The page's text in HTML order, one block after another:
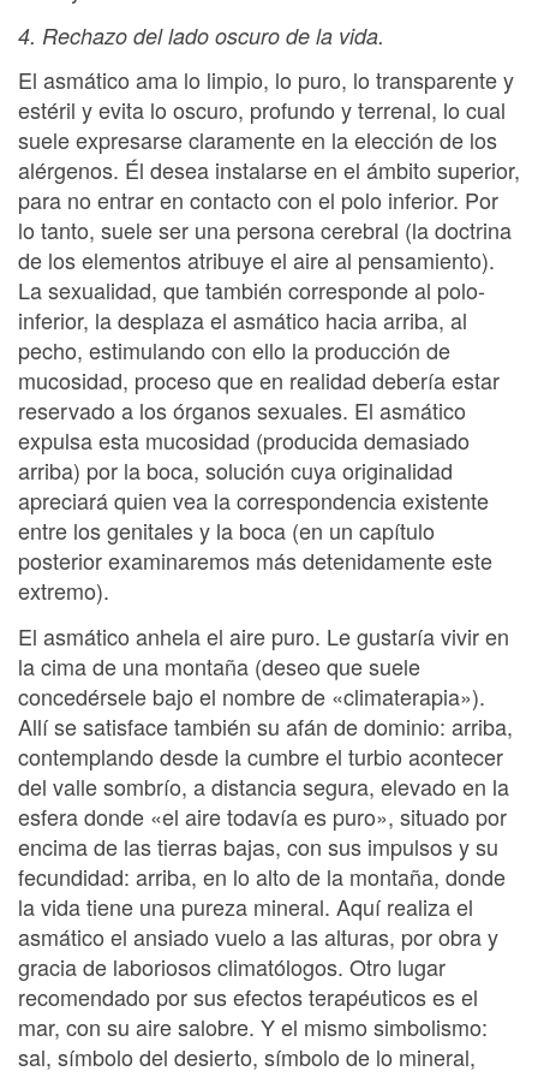
4. Rechazo del lado oscuro de la vida.
El asmático ama lo limpio, lo puro, lo transparente y
estéril y evita lo oscuro, profundo y terrenal, lo cual
suele expresarse claramente en la elección de los
alérgenos. Él desea instalarse en el ámbito superior,
para no entrar en contacto con el polo inferior. Por
lo tanto, suele ser una persona cerebral (la doctrina
de los elementos atribuye el aire al pensamiento).
La sexualidad, que también corresponde al polo-
inferior, la desplaza el asmático hacia arriba, al
pecho, estimulando con ello la producción de
mucosidad, proceso que en realidad debería estar
reservado a los órganos sexuales. El asmático
expulsa esta mucosidad (producida demasiado
arriba) por la boca, solución cuya originalidad
apreciará quien vea la correspondencia existente
entre los genitales y la boca (en un capítulo
posterior examinaremos más detenidamente este
extremo).
El asmático anhela el aire puro. Le gustaría vivir en
la cima de una montaña (deseo que suele
concedérsele bajo el nombre de «climaterapia»).
Allí se satisface también su afán de dominio: arriba,
contemplando desde la cumbre el turbio acontecer
del valle sombrío, a distancia segura, elevado en la
esfera donde «el aire todavía es puro», situado por
encima de las tierras bajas, con sus impulsos y su
fecundidad: arriba, en lo alto de la montaña, donde
la vida tiene una pureza mineral. Aquí realiza el
asmático el ansiado vuelo a las alturas, por obra y
gracia de laboriosos climatólogos. Otro lugar
recomendado por sus efectos terapéuticos es el
mar, con su aire salobre. Y el mismo simbolismo:
sal, símbolo del desierto, símbolo de lo mineral,